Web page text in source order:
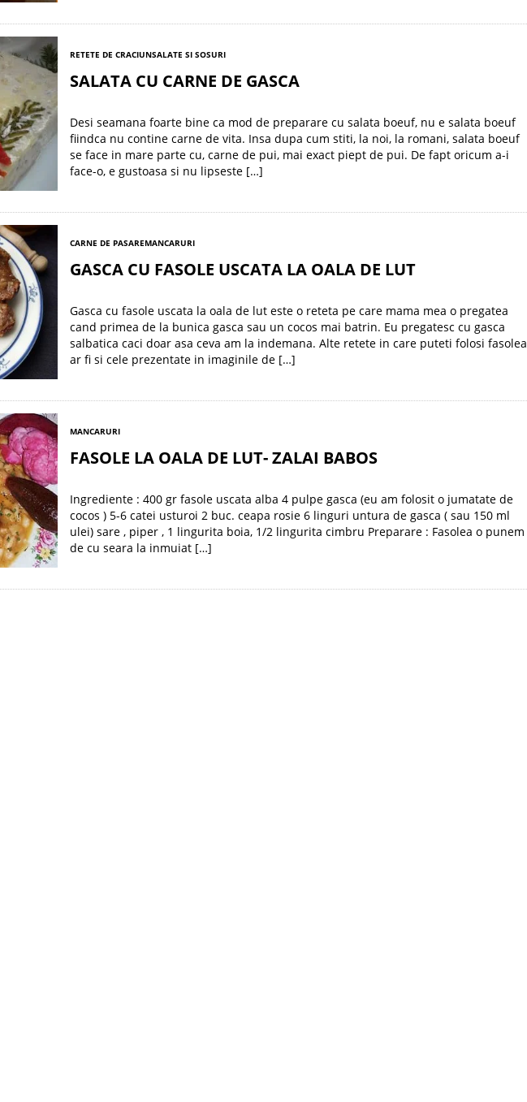
RETETE DE CRACIUNSALATE SI SOSURI
SALATA CU CARNE DE GASCA
Desi seamana foarte bine ca mod de preparare cu salata boeuf, nu e salata boeuf
fiindca nu contine carne de vita. Insa dupa cum stiti, la noi, la romani, salata boeuf
se face in mare parte cu, carne de pui, mai exact piept de pui. De fapt oricum a-i
face-o, e gustoasa si nu lipseste […]
CARNE DE PASAREMANCARURI
GASCA CU FASOLE USCATA LA OALA DE LUT
Gasca cu fasole uscata la oala de lut este o reteta pe care mama mea o pregatea
cand primea de la bunica gasca sau un cocos mai batrin. Eu pregatesc cu gasca
salbatica caci doar asa ceva am la indemana. Alte retete in care puteti folosi fasolea
ar fi si cele prezentate in imaginile de […]
MANCARURI
FASOLE LA OALA DE LUT- ZALAI BABOS
Ingrediente : 400 gr fasole uscata alba 4 pulpe gasca (eu am folosit o jumatate de
cocos ) 5-6 catei usturoi 2 buc. ceapa rosie 6 linguri untura de gasca ( sau 150 ml
ulei) sare , piper , 1 lingurita boia, 1/2 lingurita cimbru Preparare : Fasolea o punem
de cu seara la inmuiat […]